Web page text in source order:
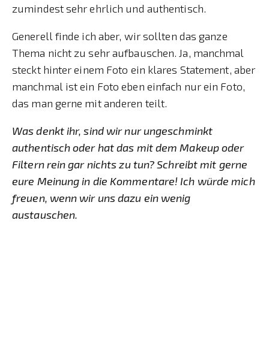
zumindest sehr ehrlich und authentisch.
Generell finde ich aber, wir sollten das ganze
Thema nicht zu sehr aufbauschen. Ja, manchmal
steckt hinter einem Foto ein klares Statement, aber
manchmal ist ein Foto eben einfach nur ein Foto,
das man gerne mit anderen teilt.
Was denkt ihr, sind wir nur ungeschminkt
authentisch oder hat das mit dem Makeup oder
Filtern rein gar nichts zu tun? Schreibt mit gerne
eure Meinung in die Kommentare! Ich würde mich
freuen, wenn wir uns dazu ein wenig
austauschen.